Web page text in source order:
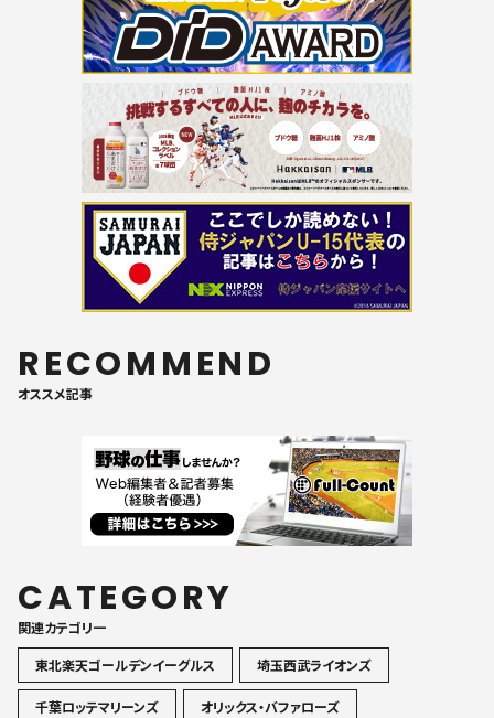
RECOMMEND
オススメ記事
CATEGORY
関連カテゴリ一
東北楽天ゴールデンイーグルス
埼玉西武ライオンズ
千葉ロッテマリーンズ オリックス・バファローズ